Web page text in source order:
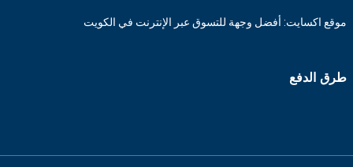
موقع اكسايت: أفضل وجهة للتسوق عبر الإنترنت في الكويت
طرق الدفع